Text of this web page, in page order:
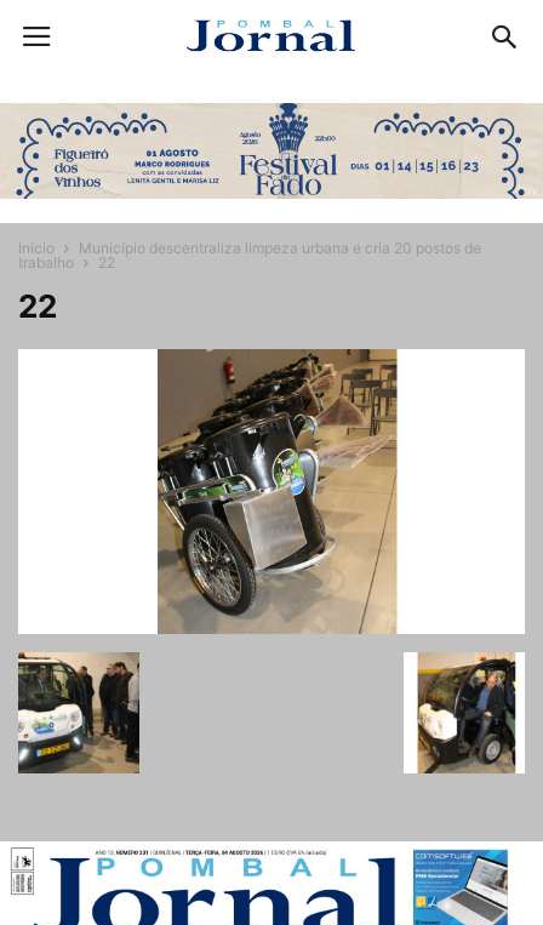
Início
Município descentraliza limpeza urbana e cria 20 postos de
trabalho
22
22